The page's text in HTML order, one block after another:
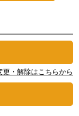
・解除はこちらから